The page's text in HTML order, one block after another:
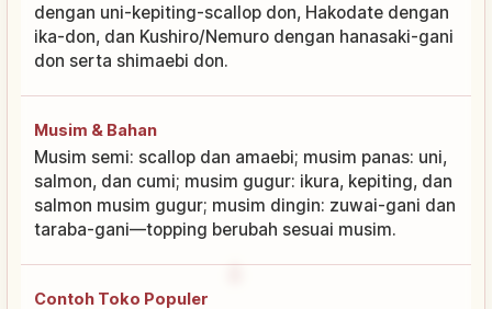
dengan uni-kepiting-scallop don, Hakodate dengan
ika-don, dan Kushiro/Nemuro dengan hanasaki-gani
don serta shimaebi don.
Musim & Bahan
Musim semi: scallop dan amaebi; musim panas: uni,
salmon, dan cumi; musim gugur: ikura, kepiting, dan
salmon musim gugur; musim dingin: zuwai-gani dan
taraba-gani—topping berubah sesuai musim.
Contoh Toko Populer